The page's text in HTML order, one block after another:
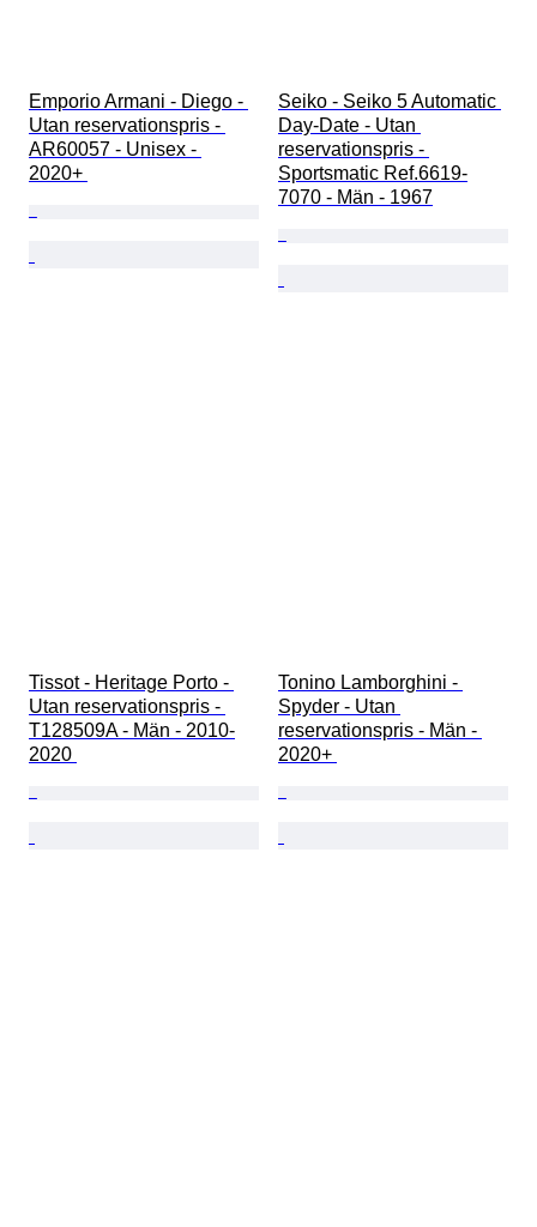
Emporio Armani - Diego -
Utan reservationspris -
AR60057 - Unisex -
2020+
Seiko - Seiko 5 Automatic
Day-Date - Utan
reservationspris -
Sportsmatic Ref.6619-
7070 - Män - 1967
Tissot - Heritage Porto -
Utan reservationspris -
T128509A - Män - 2010-
2020
Tonino Lamborghini -
Spyder - Utan
reservationspris - Män -
2020+